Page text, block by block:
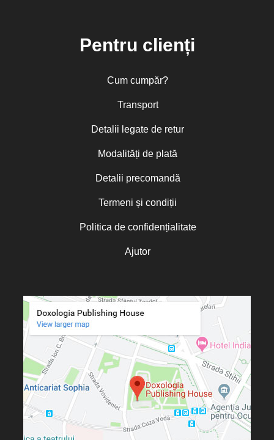
Pentru clienți
Cum cumpăr?
Transport
Detalii legate de retur
Modalități de plată
Detalii precomandă
Termeni și condiții
Politica de confidențialitate
Ajutor